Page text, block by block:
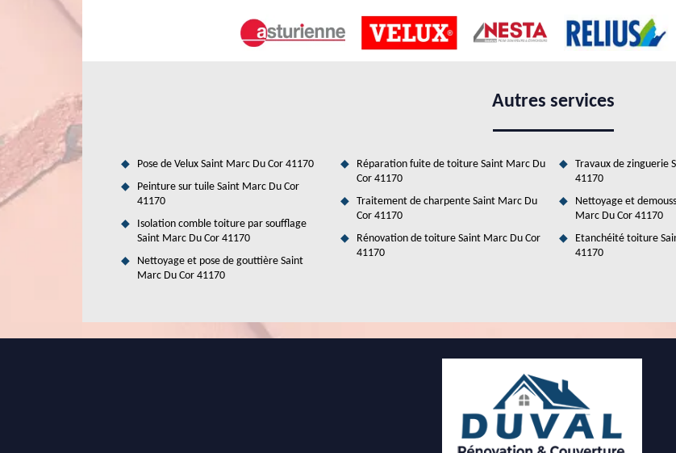
La mise en place des toits plaque acier dans la ville de Saint Marc Du Cor
Les couvertures peuvent avoir plusieurs formes. En effet, il est possible de choisir la mise en place des toits plaque acier. Ces
compétences nécessaires pour assurer un travail de très bonne qualité. De plus, le document informatif comme le devis est
Duval Rénovation & Couverture : le professionnel qui peut mettre en place les toits
Les surfaces supérieures de l'immeuble peuvent être composées par une multitude de matériaux. En effet, il est possible de
mettre en place des toits bacs acier. Pour ce faire, il est préférable de demander à un artisan couvreur de prendre en main
Autres services
Pose de Velux Saint Marc Du Cor 41170
Peinture sur tuile Saint Marc Du Cor
41170
Isolation comble toiture par soufflage
Saint Marc Du Cor 41170
Nettoyage et pose de gouttière Saint
Marc Du Cor 41170
Réparation fuite de toiture Saint Marc Du
Cor 41170
Traitement de charpente Saint Marc Du
Cor 41170
Rénovation de toiture Saint Marc Du Cor
41170
Travaux de zinguerie
41170
Nettoyage et
Marc Du Cor 41170
Etanchéité toiture
41170